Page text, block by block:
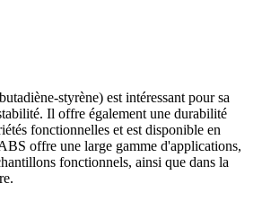
styrène) est intéressant pour sa
Il offre également une durabilité
fonctionnelles et est disponible en
offre une large gamme d'applications,
fonctionnels, ainsi que dans la